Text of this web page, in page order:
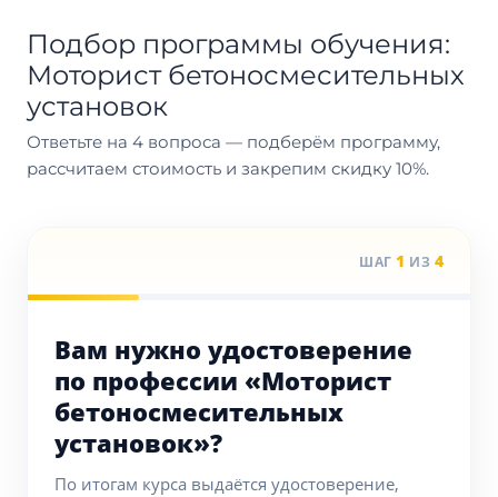
Подбор программы обучения:
Моторист бетоносмесительных
установок
Ответьте на 4 вопроса — подберём программу,
рассчитаем стоимость и закрепим скидку 10%.
ШАГ 1 ИЗ 4
Вам нужно удостоверение
по профессии «Моторист
бетоносмесительных
установок»?
По итогам курса выдаётся удостоверение,